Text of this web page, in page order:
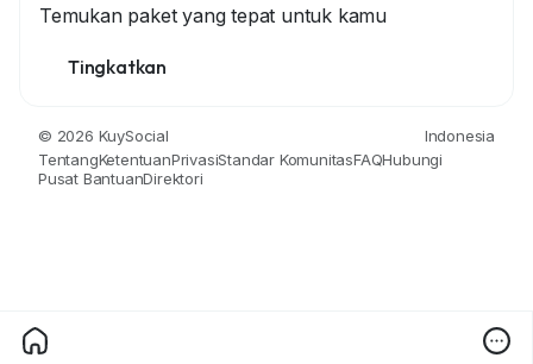
Temukan paket yang tepat untuk kamu
Tingkatkan
© 2026 KuySocial
Indonesia
TentangKetentuanPrivasiStandar KomunitasFAQHubungi
Pusat BantuanDirektori